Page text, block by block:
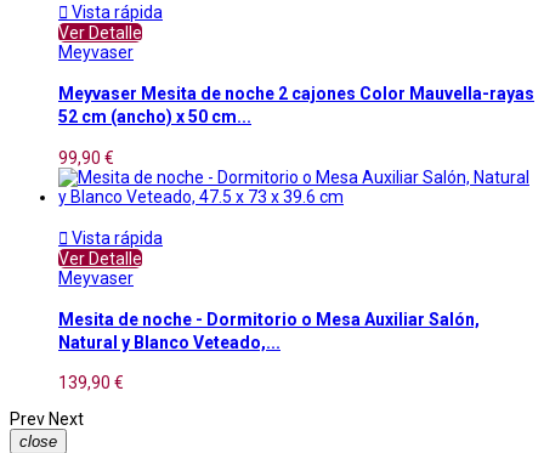
 Vista rápida
Ver Detalle
Meyvaser
Meyvaser Mesita de noche 2 cajones Color Mauvella-rayas
52 cm (ancho) x 50 cm...
99,90 €
 Vista rápida
Ver Detalle
Meyvaser
Mesita de noche - Dormitorio o Mesa Auxiliar Salón,
Natural y Blanco Veteado,...
139,90 €
Prev Next
close